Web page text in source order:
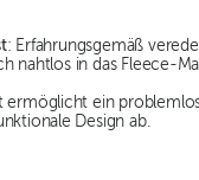
: Erfahrungsgemäß
nahtlos in das Fleece-
ermöglicht ein
Design ab.